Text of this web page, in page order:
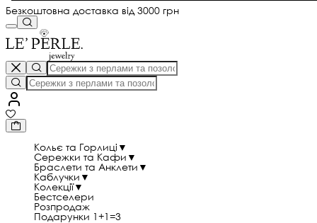
Безкоштовна доставка від 3000 грн
Кольє та Горлиці ▼
Сережки та Кафи ▼
Браслети та Анклети ▼
Каблучки ▼
Колекції▼
Бестселери
Розпродаж
Подарунки 1+1=3